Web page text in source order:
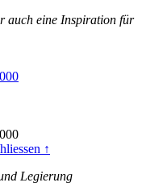
auch eine Inspiration für
↑
Legierung